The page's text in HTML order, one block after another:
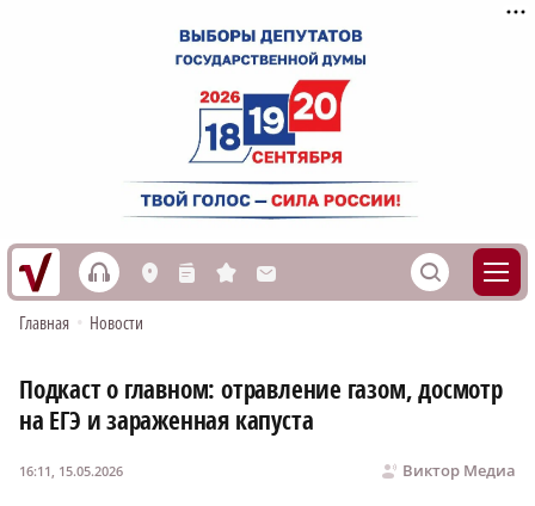
h L n s M S
Главная • Новости
Подкаст о главном: отравление газом, досмотр
на ЕГЭ и зараженная капуста
Виктор Медиа
16:11, 15.05.2026